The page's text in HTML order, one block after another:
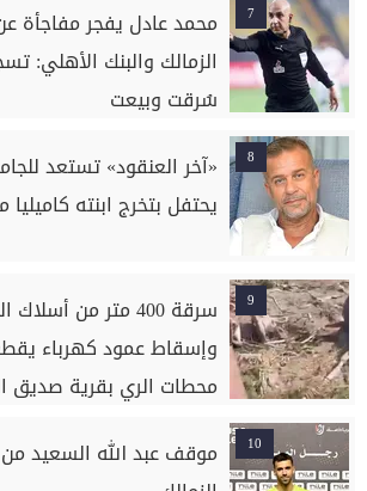
7
محمد عادل يفجر مفاجأة
الزمالك والبنك الأهلي:
سُرقت وبيعت
8
«آخر العنقود» تستعد
يحتفل بتخرج ابنته كاميليا
9
سرقة 400 متر من
وإسقاط عمود كهرباء
محطات الري بقرية صديق
10
موقف عبد الله السعيد من